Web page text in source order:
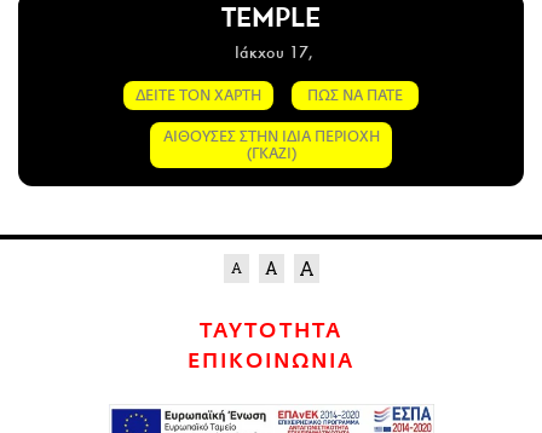
TEMPLE
Ιάκχου 17,
ΔΕΙΤΕ ΤΟΝ ΧΑΡΤΗ ΠΩΣ ΝΑ ΠΑΤΕ
ΑΙΘΟΥΣΕΣ ΣΤΗΝ ΙΔΙΑ ΠΕΡΙΟΧΗ
(ΓΚΑΖΙ)
ΤΑΥΤΟΤΗΤΑ
ΕΠΙΚΟΙΝΩΝΙΑ